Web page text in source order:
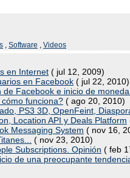
, Software , Videos
en Internet ( jul 12, 2009)
en Facebook ( jul 22, 2010)
Facebook e inicio de
funciona? ( ago 20, 2010)
PS3 3D, OpenFeint,
Location API y Deals Platform
Messaging System ( nov 16,
( nov 23, 2010)
Subscriptions. Opinión ( feb
de una preocupante